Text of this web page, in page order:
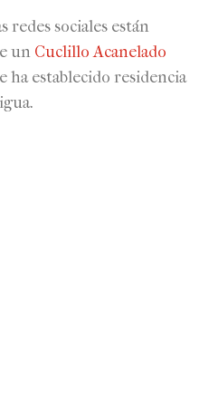
redes sociales están
un Cuclillo Acanelado
ha establecido residencia